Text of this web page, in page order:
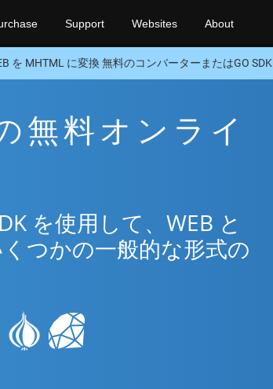
Support Websites About
を MHTML に変換 無料のコンバーターまたはGO SDK
無料オンライ
を使用して、WEB と
くつかの一般的な形式の